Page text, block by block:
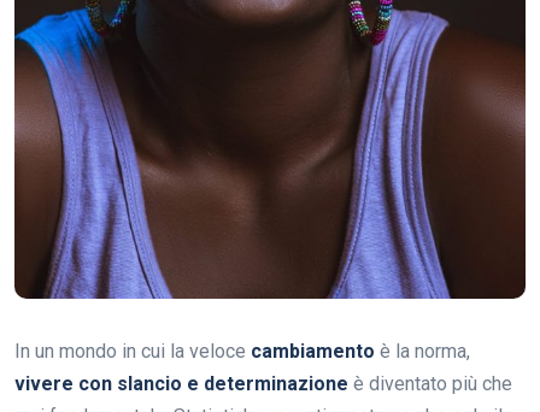
In un mondo in cui la veloce cambiamento è la norma,
vivere con slancio e determinazione è diventato più che